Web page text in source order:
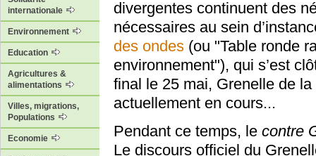
internationale
Environnement
Education
Agricultures &
alimentations
Villes, migrations,
Populations
Economie
divergentes continuent des
nécessaires au sein
des ondes (ou "Table ronde
environnement"), qui s’est
final le 25 mai, Grenelle de
actuellement en cours...
Pendant ce temps, le contre
Le discours officiel du